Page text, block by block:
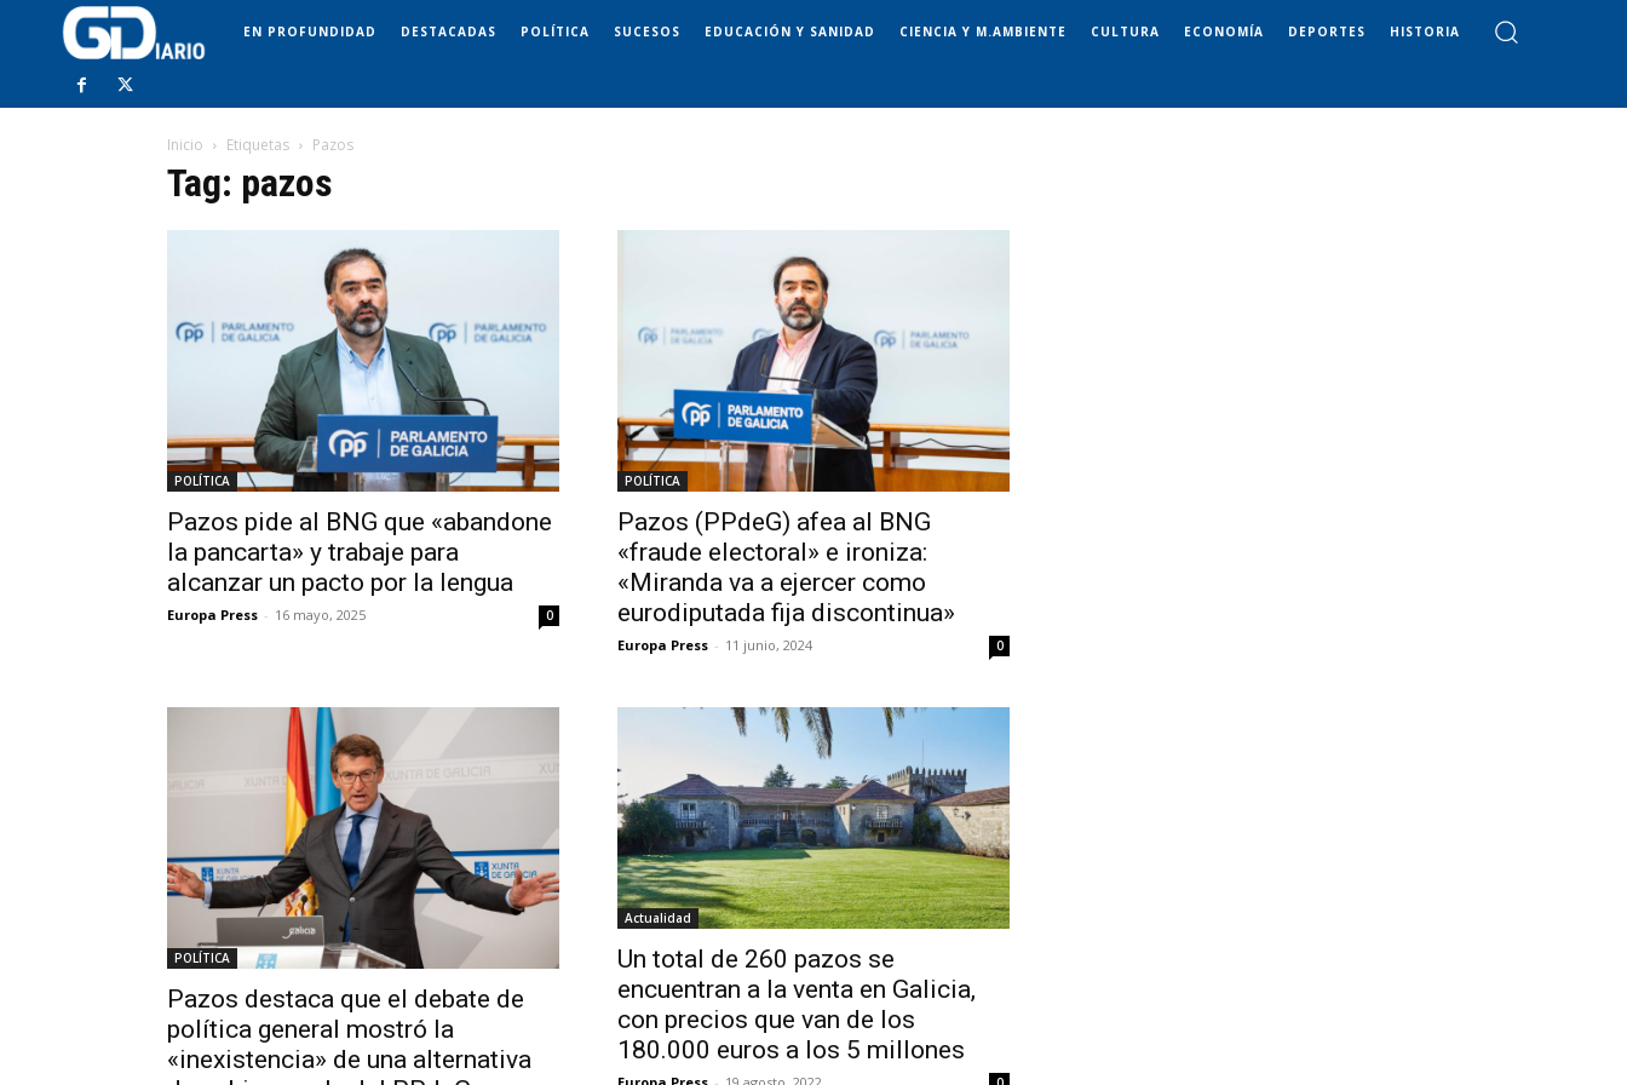
EN PROFUNDIDAD DESTACADAS POLÍTICA SUCESOS EDUCACIÓN Y SANIDAD CIENCIA Y M.AMBIENTE CULTURA ECONOMÍA DEPORTES HISTORIA
Inicio Etiquetas Pazos
Tag: pazos
POLÍTICA
Pazos pide al BNG que «abandone
la pancarta» y trabaje para
alcanzar un pacto por la lengua
Europa Press - 16 mayo, 2025 0
POLÍTICA
Pazos (PPdeG) afea al BNG
«fraude electoral» e ironiza:
«Miranda va a ejercer como
eurodiputada fija discontinua»
Europa Press - 11 junio, 2024 0
POLÍTICA
Pazos destaca que el debate de
política general mostró la
«inexistencia» de una alternativa
Actualidad
Un total de 260 pazos se
encuentran a la venta en Galicia,
con precios que van de los
180.000 euros a los 5 millones